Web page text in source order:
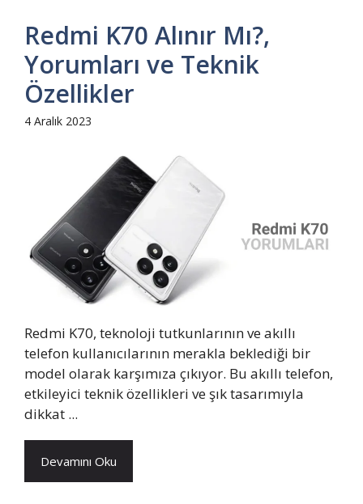
Redmi K70 Alınır Mı?,
Yorumları ve Teknik
Özellikler
4 Aralık 2023
Redmi K70, teknoloji tutkunlarının ve akıllı
telefon kullanıcılarının merakla beklediği bir
model olarak karşımıza çıkıyor. Bu akıllı telefon,
etkileyici teknik özellikleri ve şık tasarımıyla
dikkat ...
Devamını Oku